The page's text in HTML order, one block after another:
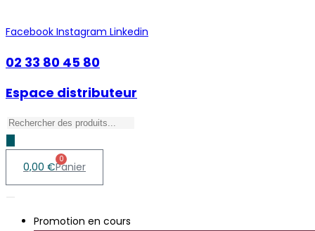
to
Facebook Instagram Linkedin
02 33 80 45 80
Espace distributeur
Recherche
0,00 €
0
Panier
Promotion en cours